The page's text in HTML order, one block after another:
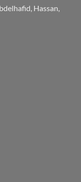
Hassan,